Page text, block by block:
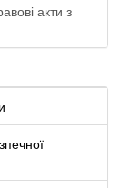
акти з